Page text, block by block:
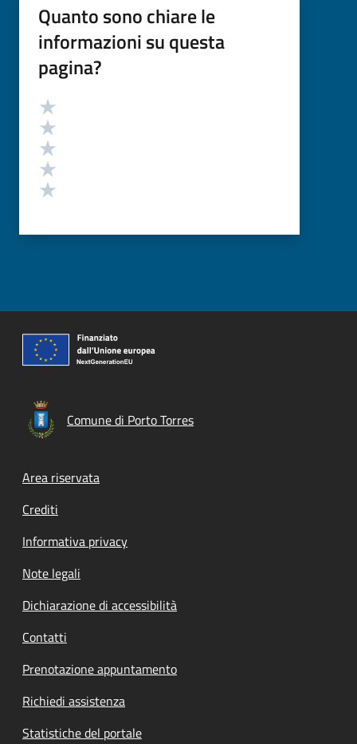
Quanto sono chiare le
informazioni su questa
pagina?
Valutazione
Comune di Porto Torres
Footer menu
Area riservata
Crediti
Informativa privacy
Note legali
Dichiarazione di accessibilità
Contatti
Prenotazione appuntamento
Richiedi assistenza
Statistiche del portale